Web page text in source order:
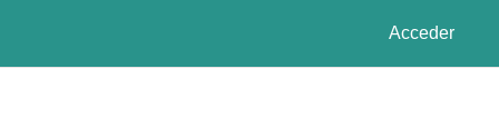
Acceder